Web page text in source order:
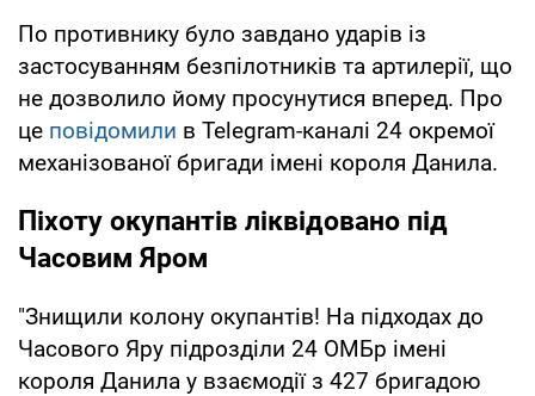
По противнику було завдано ударів із
застосуванням безпілотників та артилерії, що
не дозволило йому просунутися вперед. Про
це повідомили в Telegram-каналі 24 окремої
механізованої бригади імені короля Данила.
Піхоту окупантів ліквідовано під
Часовим Яром
"Знищили колону окупантів! На підходах до
Часового Яру підрозділи 24 ОМБр імені
короля Данила у взаємодії з 427 бригадою